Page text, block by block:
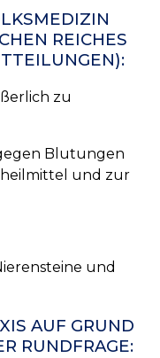
REICHES (
zu
Blutungen
und zur
und
AUF GRUND
RUNDFRAGE: